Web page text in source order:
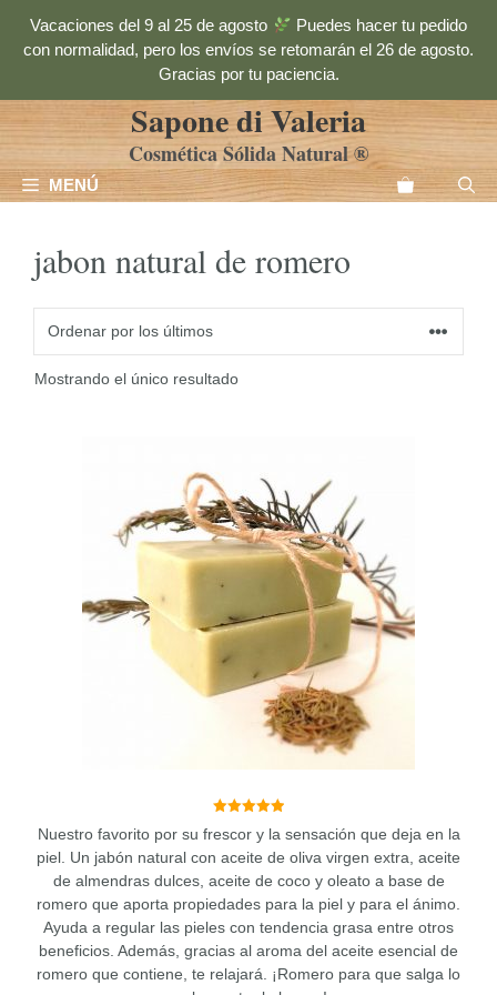
contenido
Vacaciones del 9 al 25 de agosto
Puedes hacer tu pedido
con normalidad, pero los envíos se retomarán el 26 de agosto.
Gracias por tu paciencia.
Sapone di Valeria
Cosmética Sólida Natural ®
MENÚ
jabon natural de romero
Mostrando el único resultado
de 5
Nuestro favorito por su frescor y la sensación que deja en la
piel. Un jabón natural con aceite de oliva virgen extra, aceite
de almendras dulces, aceite de coco y oleato a base de
romero que aporta propiedades para la piel y para el ánimo.
Ayuda a regular las pieles con tendencia grasa entre otros
beneficios. Además, gracias al aroma del aceite esencial de
romero que contiene, te relajará. ¡Romero para que salga lo